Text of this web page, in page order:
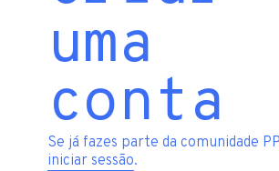
uma
conta
Se já fazes parte da comunidade
iniciar sessão.